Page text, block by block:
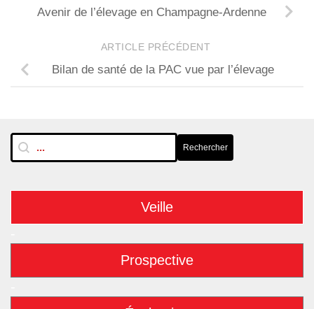
Avenir de l’élevage en Champagne-Ardenne
ARTICLE PRÉCÉDENT
Bilan de santé de la PAC vue par l’élevage
RechTextuelle-BarreLat
Rechercher Rechercher
Veille
Prospective